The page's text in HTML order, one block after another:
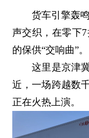
货车引擎轰
声交织，在零下
的保供“交响曲”。
这里是京津
近，一场跨越数
正在火热上演。